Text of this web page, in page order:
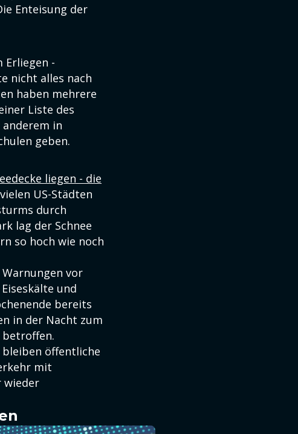
Enteisung der
Erliegen -
nicht alles nach
haben mehrere
Liste des
in
geben.
liegen - die
US-Städten
durch
lag der Schnee
so hoch wie noch
vor
und
bereits
in der Nacht zum
betroffen.
öffentliche
mit
wieder